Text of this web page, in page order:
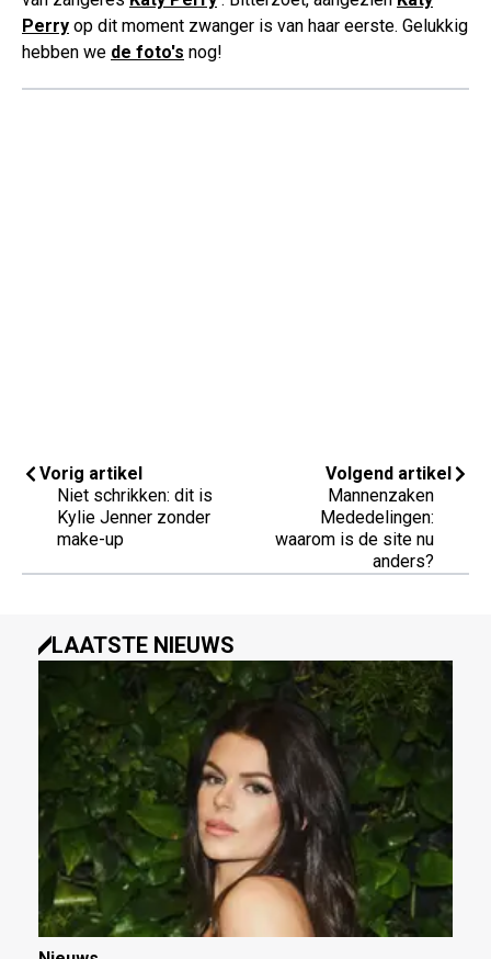
Perry op dit moment zwanger is van haar eerste. Gelukkig
hebben we de foto's nog!
Vorig artikel
Niet schrikken: dit is
Kylie Jenner zonder
make-up
Volgend artikel
Mannenzaken
Mededelingen:
waarom is de site nu
anders?
LAATSTE NIEUWS